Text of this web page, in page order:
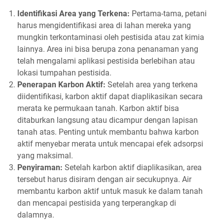
Identifikasi Area yang Terkena: Pertama-tama, petani
harus mengidentifikasi area di lahan mereka yang
mungkin terkontaminasi oleh pestisida atau zat kimia
lainnya. Area ini bisa berupa zona penanaman yang
telah mengalami aplikasi pestisida berlebihan atau
lokasi tumpahan pestisida.
Penerapan Karbon Aktif: Setelah area yang terkena
diidentifikasi, karbon aktif dapat diaplikasikan secara
merata ke permukaan tanah. Karbon aktif bisa
ditaburkan langsung atau dicampur dengan lapisan
tanah atas. Penting untuk membantu bahwa karbon
aktif menyebar merata untuk mencapai efek adsorpsi
yang maksimal.
Penyiraman: Setelah karbon aktif diaplikasikan, area
tersebut harus disiram dengan air secukupnya. Air
membantu karbon aktif untuk masuk ke dalam tanah
dan mencapai pestisida yang terperangkap di
dalamnya.